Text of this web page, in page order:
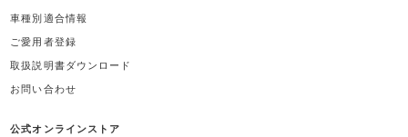
車種別適合情報
ご愛用者登録
取扱説明書ダウンロード
お問い合わせ
公式オンラインストア